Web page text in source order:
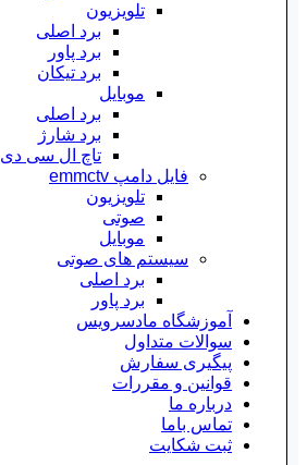
تلویزیون
برد اصلی
برد پاور
برد تیکان
موبایل
برد اصلی
برد شارژ
تاچ ال سی دی
فایل دامپ emmctv
تلویزیون
صوتی
موبایل
سیستم های صوتی
برد اصلی
برد پاور
آموزشگاه مادسرویس
سوالات متداول
پیگیری سفارش
قوانین و مقررات
درباره ما
تماس باما
ثبت شکایت